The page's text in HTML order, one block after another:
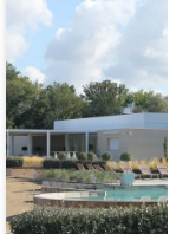
Рассветы
Закаты